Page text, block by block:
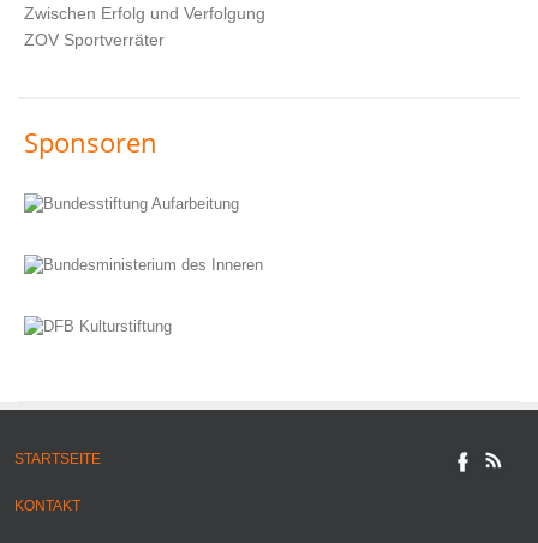
Zwischen Erfolg und Verfolgung
ZOV Sportverräter
Sponsoren
STARTSEITE
KONTAKT